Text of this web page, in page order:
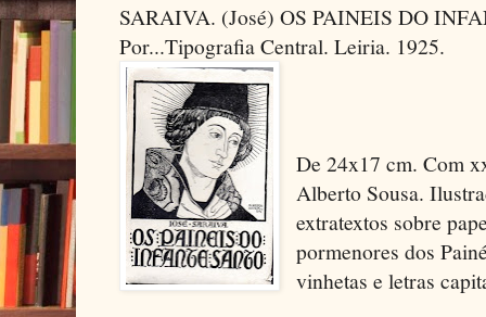
SARAIVA. (José) OS PAINEIS DO
Por...Tipografia Central. Leiria. 1925.
De 24x17 cm. Com
Alberto Sousa.
extratextos sobre
pormenores dos
vinhetas e letras